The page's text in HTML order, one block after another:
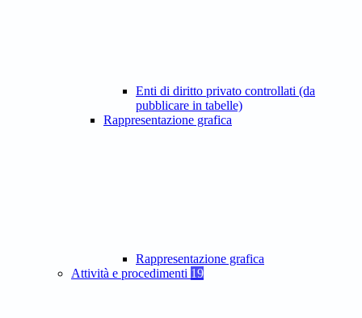
Enti di diritto privato controllati (da
pubblicare in tabelle)
Rappresentazione grafica
Rappresentazione grafica
Attività e procedimenti 19